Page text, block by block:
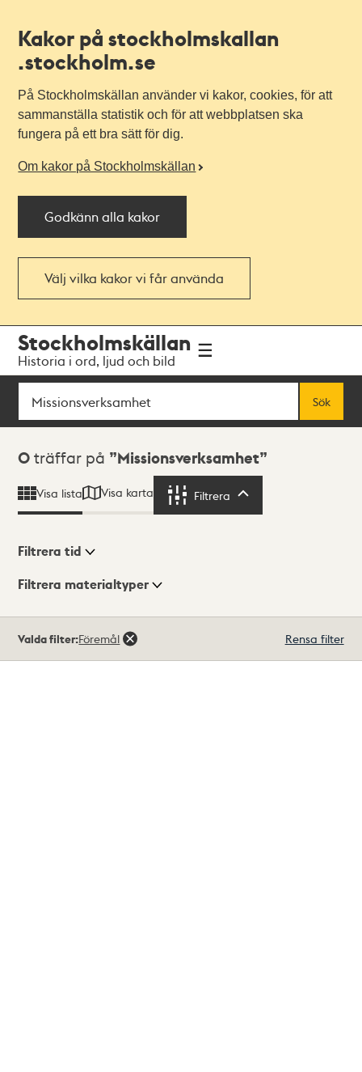
Kakor på stockholmskallan
.stockholm.se
På Stockholmskällan använder vi kakor, cookies, för att
sammanställa statistik och för att webbplatsen ska
fungera på ett bra sätt för dig.
Om kakor på Stockholmskällan
Godkänn alla kakor
Välj vilka kakor vi får använda
navigationen
huvudinnehållet
Stockholmskällan
Historia i ord, ljud och bild
Sök
Sök
Sökresultat
0 träffar på Missionsverksamhet
Visa lista Visa karta Filtrera
Visningsläge
Filtrera tid
Filtrera materialtyper
träffar
Valda filter:Föremål Rensa filter